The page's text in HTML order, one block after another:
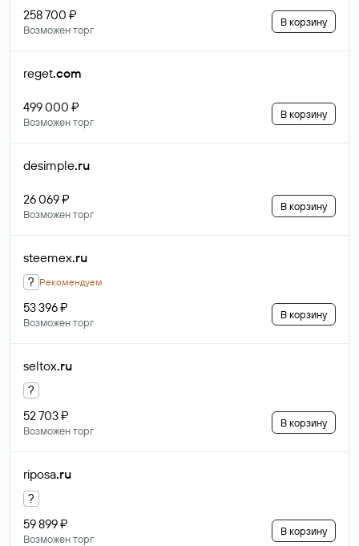
258 700 ₽
Возможен торг
В корзину
reget.com
499 000 ₽
Возможен торг
В корзину
desimple.ru
26 069 ₽
Возможен торг
В корзину
steemex.ru
? Рекомендуем
53 396 ₽
Возможен торг
В корзину
seltox.ru
?
52 703 ₽
Возможен торг
В корзину
riposa.ru
?
59 899 ₽
Возможен торг
В корзину